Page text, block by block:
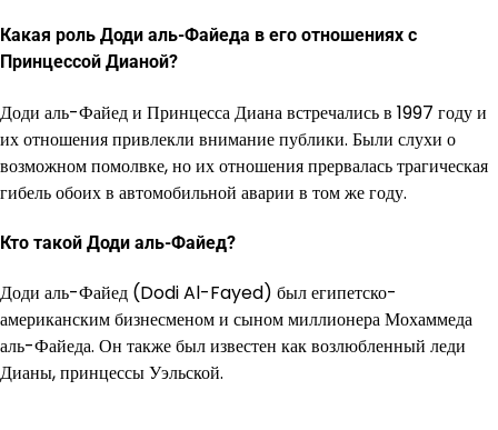
Какая роль Доди аль-Файеда в его отношениях с
Принцессой Дианой?
Доди аль-Файед и Принцесса Диана встречались в 1997 году и
их отношения привлекли внимание публики. Были слухи о
возможном помолвке, но их отношения прервалась трагическая
гибель обоих в автомобильной аварии в том же году.
Кто такой Доди аль-Файед?
Доди аль-Файед (Dodi Al-Fayed) был египетско-
американским бизнесменом и сыном миллионера Мохаммеда
аль-Файеда. Он также был известен как возлюбленный леди
Дианы, принцессы Уэльской.